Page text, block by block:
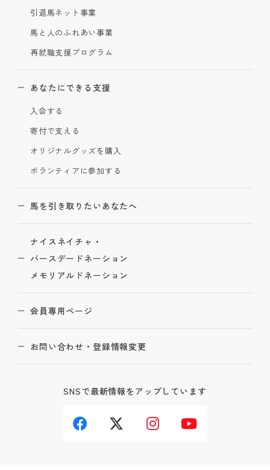
引退馬ネット事業
馬と人のふれあい事業
再就職支援プログラム
あなたにできる支援
入会する
寄付で支える
オリジナルグッズを購入
ボランティアに参加する
馬を引き取りたいあなたへ
ナイスネイチャ・
バースデードネーション
メモリアルドネーション
会員専用ページ
お問い合わせ・登録情報変更
SNSで最新情報をアップしています